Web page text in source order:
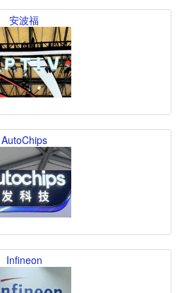
安波福
AutoChips
Infineon